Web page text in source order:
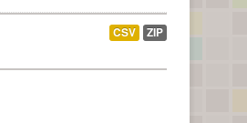
CSV ZIP